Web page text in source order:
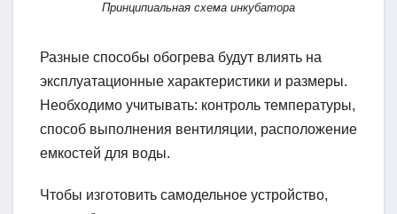
Принципиальная схема инкубатора
Разные способы обогрева будут влиять на
эксплуатационные характеристики и размеры.
Необходимо учитывать: контроль температуры,
способ выполнения вентиляции, расположение
емкостей для воды.
Чтобы изготовить самодельное устройство,